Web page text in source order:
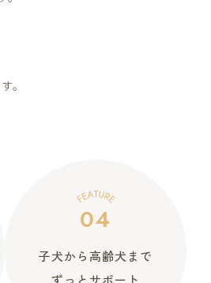
。
04
子犬から高齢犬まで